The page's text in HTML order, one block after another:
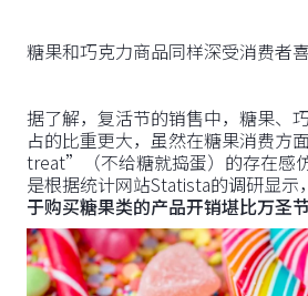
糖果和巧克力商品同样深受消费者喜
据了解，复活节的销售中，糖果、
占的比重更大，虽然在糖果消费方
treat”（不给糖就捣蛋）的存在感
是根据统计网站Statista的调研显示，
于购买糖果类的产品开销堪比万圣